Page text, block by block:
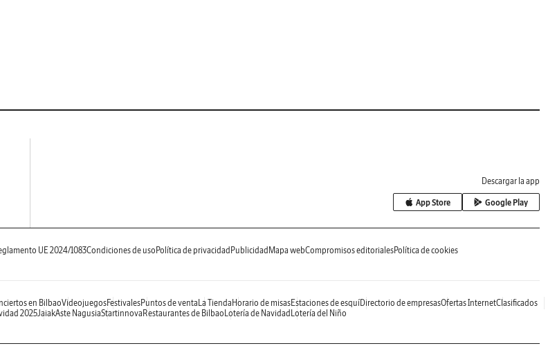
Descargar la app
App Store Google Play
UE 2024/1083Condiciones de uso Política de privacidad Publicidad Mapa webCompromisos editorialesPolítica de cookies
en BilbaoVideojuegosFestivalesPuntos de venta La Tienda Horario de misasEstaciones de esquíDirectorio de empresasOfertas InternetClasificados
2025JaiakAste NagusiaStartinnova Restaurantes de Bilbao Lotería de Navidad Lotería del Niño